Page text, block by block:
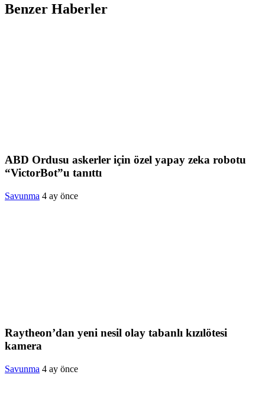
Benzer Haberler
ABD Ordusu askerler için özel yapay zeka robotu
“VictorBot”u tanıttı
Savunma 4 ay önce
Raytheon’dan yeni nesil olay tabanlı kızılötesi
kamera
Savunma 4 ay önce